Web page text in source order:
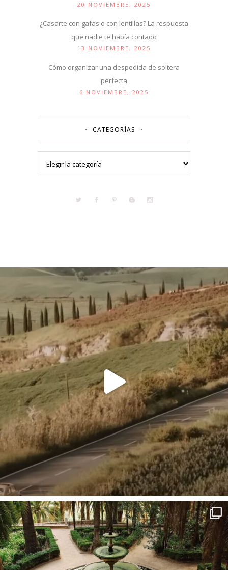
20 NOVIEMBRE, 2025
¿Casarte con gafas o con lentillas? La respuesta
que nadie te había contado
13 NOVIEMBRE, 2025
Cómo organizar una despedida de soltera
perfecta
6 NOVIEMBRE, 2025
CATEGORÍAS